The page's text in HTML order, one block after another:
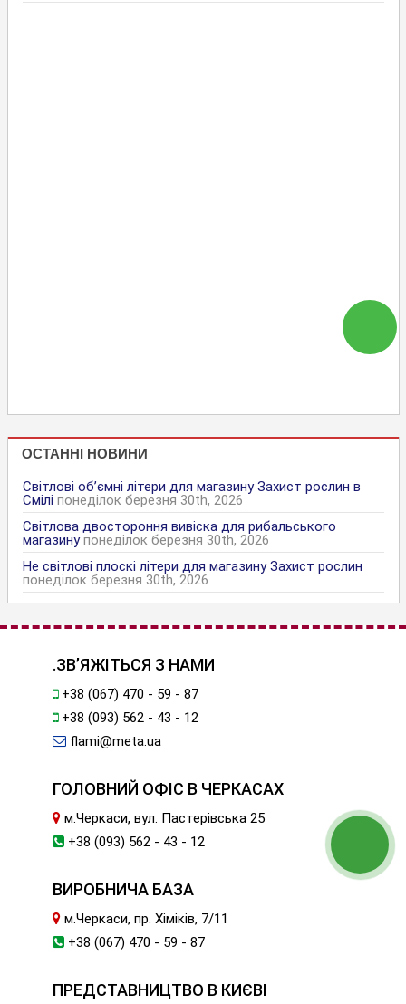
ОСТАННІ НОВИНИ
Світлові об’ємні літери для магазину Захист рослин в
Смілі понеділок березня 30th, 2026
Світлова двостороння вивіска для рибальського
магазину понеділок березня 30th, 2026
Не світлові плоскі літери для магазину Захист рослин
понеділок березня 30th, 2026
.ЗВ’ЯЖІТЬСЯ З НАМИ
+38 (067) 470 - 59 - 87
+38 (093) 562 - 43 - 12
flami@meta.ua
ГОЛОВНИЙ ОФІС В ЧЕРКАСАХ
м.Черкаси, вул. Пастерівська 25
+38 (093) 562 - 43 - 12
ВИРОБНИЧА БАЗА
м.Черкаси, пр. Хіміків, 7/11
+38 (067) 470 - 59 - 87
ПРЕДСТАВНИЦТВО В КИЄВІ